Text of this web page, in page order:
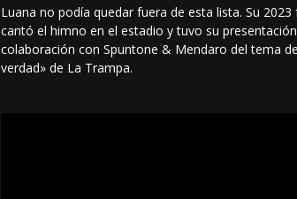
Luana no podía quedar fuera de esta lista. Su
cantó el himno en el estadio y tuvo su
colaboración con Spuntone & Mendaro del tema
verdad» de La Trampa.